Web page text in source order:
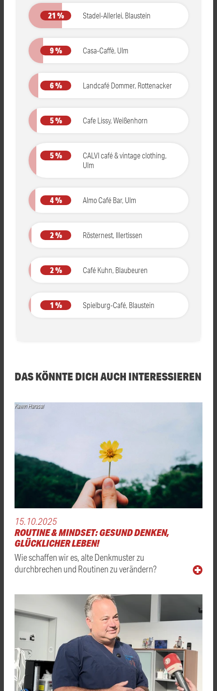
Stadel-Allerlei, Blaustein
21 %
Casa-Caffè, Ulm
9 %
Landcafé Dommer, Rottenacker
6 %
Cafe Lissy, Weißenhorn
5 %
CALVI café & vintage clothing,
Ulm
5 %
Almo Café Bar, Ulm
4 %
Rösternest, Illertissen
2 %
Café Kuhn, Blaubeuren
2 %
Spielburg-Café, Blaustein
1 %
DAS KÖNNTE DICH AUCH INTERESSIEREN
Kawin Harasai
15.10.2025
ROUTINE & MINDSET: GESUND DENKEN,
GLÜCKLICHER LEBEN!
Wie schaffen wir es, alte Denkmuster zu
durchbrechen und Routinen zu verändern?